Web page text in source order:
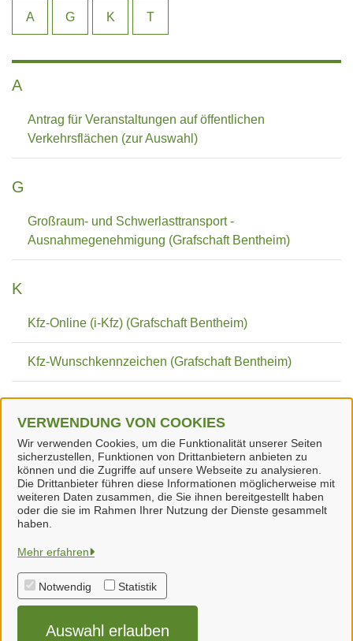
VERWENDUNG VON COOKIES
Wir verwenden Cookies, um die Funktionalität unserer Seiten
sicherzustellen, Funktionen von Drittanbietern anbieten zu
können und die Zugriffe auf unsere Webseite zu analysieren.
Die Drittanbieter führen diese Informationen möglicherweise mit
weiteren Daten zusammen, die Sie ihnen bereitgestellt haben
oder die sie im Rahmen Ihrer Nutzung der Dienste gesammelt
haben.
Mehr erfahren
Notwendig Statistik
Auswahl erlauben
A G K T
A
Antrag für Veranstaltungen auf öffentlichen
Verkehrsflächen (zur Auswahl)
G
Großraum- und Schwerlasttransport -
Ausnahmegenehmigung (Grafschaft Bentheim)
K
Kfz-Online (i-Kfz) (Grafschaft Bentheim)
Kfz-Wunschkennzeichen (Grafschaft Bentheim)
Terminvereinbarung Zulassungsstelle (Grafschaft
Bentheim)
Samtgemeinde Neuenhaus
Alle Rechte vorbehalten